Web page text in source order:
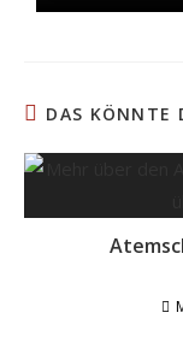
DAS KÖNNTE